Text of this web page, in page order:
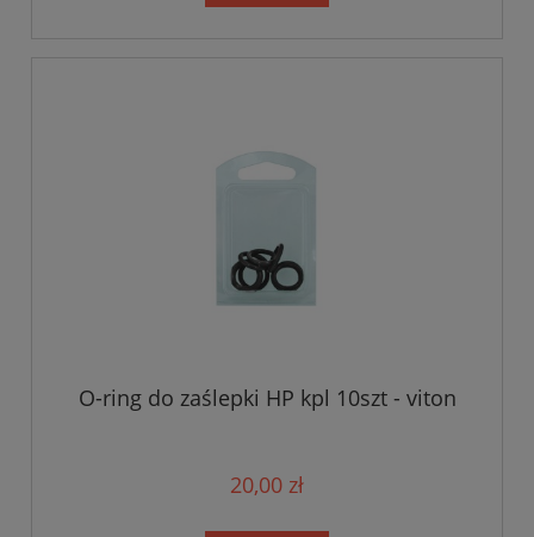
O-ring do zaślepki HP kpl 10szt - viton
20,00 zł